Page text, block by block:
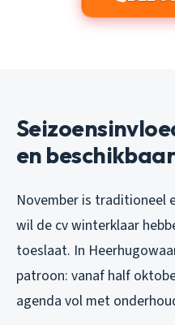
en
November is traditioneel
wil de cv winterklaar
toeslaat. In
patroon: vanaf half
agenda vol met